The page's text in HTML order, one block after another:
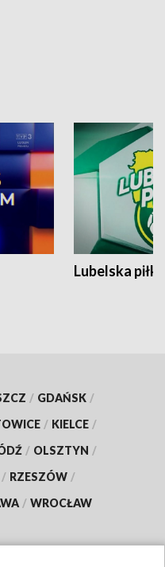
Lubelska piłka
/ GDAŃSK /
/ KIELCE /
/ OLSZTYN /
/ RZESZÓW /
/ WROCŁAW